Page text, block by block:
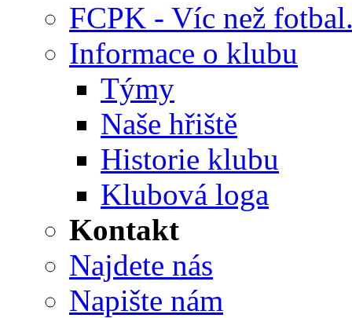
FCPK - Víc než
Informace o klubu
Týmy
Naše hřiště
Historie klubu
Klubová loga
Kontakt
Najdete nás
Napište nám